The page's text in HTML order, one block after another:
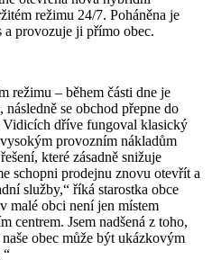
režimu 24/7. Poháněna je
a provozuje ji přímo obec.
režimu – během části dne je
se obchod přepne do
Vidicích dříve fungoval klasický
provozním nákladům
které zásadně snižuje
schopni prodejnu znovu otevřít a
služby,“ říká starostka obce
malé obci není jen místem
centrem. Jsem nadšená z toho,
obec může být ukázkovým
“